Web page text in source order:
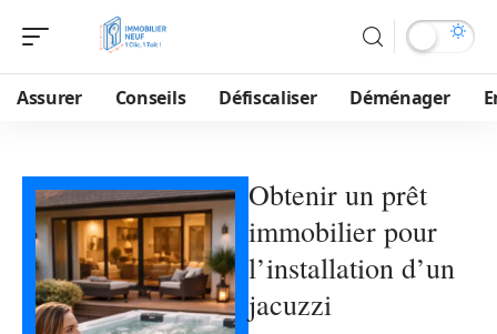
Assurer Conseils Défiscaliser Déménager
Obtenir un prêt
immobilier pour
l’installation d’un
jacuzzi